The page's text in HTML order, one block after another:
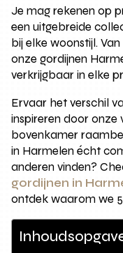
Je mag rekenen op
een uitgebreide
bij elke woonstijl.
onze gordijnen
verkrijgbaar in elke
Ervaar het verschil
inspireren door onze
bovenkamer
in Harmelen écht
anderen vinden?
gordijnen in
ontdek waarom we